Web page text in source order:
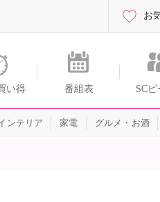
ンネル
い得 番組表 SC
お
ンテリア 家電 グルメ・お酒